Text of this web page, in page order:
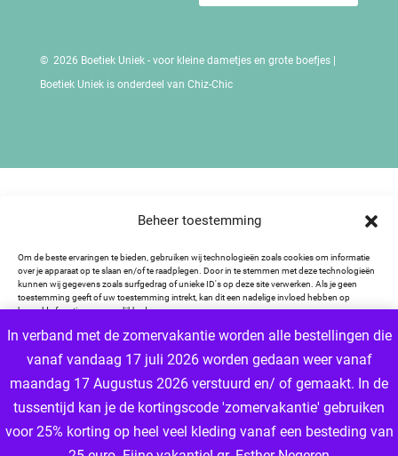
Beheer toestemming
Om de beste ervaringen te bieden, gebruiken wij technologieën zoals cookies om informatie
over je apparaat op te slaan en/of te raadplegen. Door in te stemmen met deze technologieën
kunnen wij gegevens zoals surfgedrag of unieke ID's op deze site verwerken. Als je geen
toestemming geeft of uw toestemming intrekt, kan dit een nadelige invloed hebben op
bepaalde functies en mogelijkheden.
Accepteren
Weigeren
Privacybeleid
In verband met de zomervakantie worden alle bestellingen die
vanaf vandaag 17 juli 2026 worden gedaan weer vanaf
maandag 17 Augustus 2026 verstuurd en/ of gemaakt. In de
tussentijd kan je de kortingscode 'zomervakantie' gebruiken
voor 25% korting op heel veel kleding vanaf een besteding van
© 2026 Boetiek Uniek - voor kleine dametjes en grote boefjes |
Boetiek Uniek is onderdeel van Chiz-Chic